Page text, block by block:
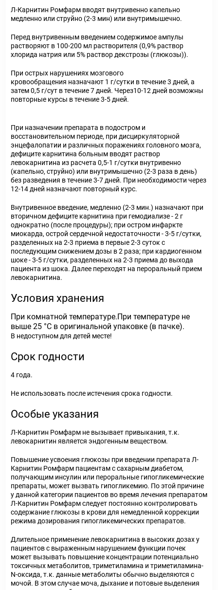
Л-Карнитин Ромфарм вводят внутривенно капельно
медленно или струйно (2-3 мин) или внутримышечно.
Перед внутривенным введением содержимое ампулы
растворяют в 100-200 мл растворителя (0,9% раствор
хлорида натрия или 5% раствор декстрозы (глюкозы)).
При острых нарушениях мозгового
кровообращения назначают 1 г/сутки в течение 3 дней, а
затем 0,5 г/сут в течение 7 дней. Через10-12 дней возможны
повторные курсы в течение 3-5 дней.
При назначении препарата в подостром и
восстановительном периоде, при дисциркуляторной
энцефалопатии и различных поражениях головного мозга,
дефиците карнитина больным вводят раствор
левокарнитина из расчета 0,5-1 г/сутки внутривенно
(капельно, струйно) или внутримышечно (2-3 раза в день)
без разведения в течение 3-7 дней. При необходимости через
12-14 дней назначают повторный курс.
Внутривенное введение, медленно (2-3 мин.) назначают при
вторичном дефиците карнитина при гемодиализе - 2 г
однократно (после процедуры); при остром инфаркте
миокарда, острой сердечной недостаточности - 3-5 г/сутки,
разделенных на 2-3 приема в первые 2-3 суток с
последующим снижением дозы в 2 раза; при кардиогенном
шоке - 3-5 г/сутки, разделенных на 2-3 приема до выхода
пациента из шока. Далее переходят на пероральный прием
левокарнитина.
Условия хранения
При комнатной температуре.При температуре не
выше 25 °С в оригинальной упаковке (в пачке).
В недоступном для детей месте!
Срок годности
4 года.
Не использовать после истечения срока годности.
Особые указания
Л-Карнитин Ромфарм не вызывает привыкания, т.к.
левокарнитин является эндогенным веществом.
Повышение усвоения глюкозы при введении препарата Л-
Карнитин Ромфарм пациентам с сахарным диабетом,
получающим инсулин или пероральные гипогликемические
препараты, может вызвать гипогликемию. По этой причине
у данной категории пациентов во время лечения препаратом
Л-Карнитин Ромфарм следует постоянно контролировать
содержание глюкозы в крови для немедленной коррекции
режима дозирования гипогликемических препаратов.
Длительное применение левокарнитина в высоких дозах у
пациентов с выраженным нарушением функции почек
может вызывать повышение концентрации потенциально
токсичных метаболитов, триметиламина и триметиламина-
N-оксида, т.к. данные метаболиты обычно выделяются с
мочой. В этом случае моча, дыхание и потовые выделения